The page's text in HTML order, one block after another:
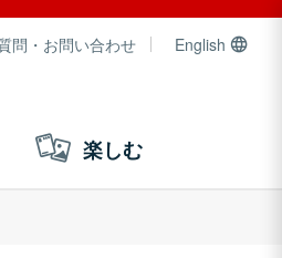
問・お問い合わせ English
楽しむ